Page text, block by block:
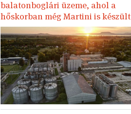
balatonboglári üzeme, ahol a
hőskorban még Martini is készült